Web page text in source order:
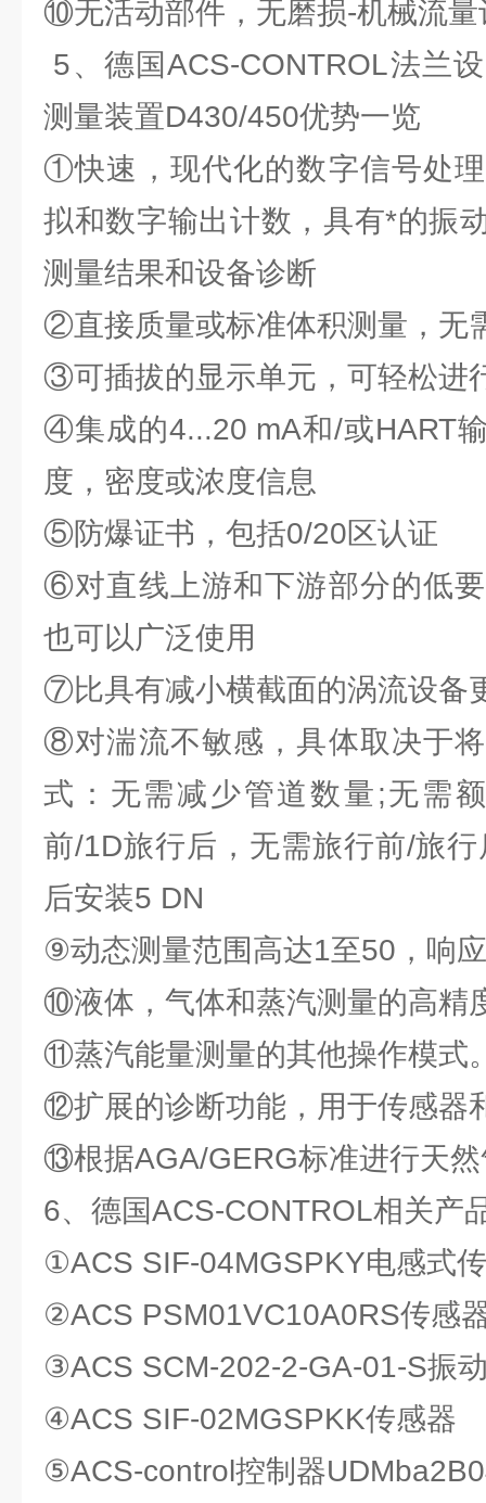
⑩无活动部件，无磨损-机械流量
5、德国ACS-CONTROL法兰
测量装置D430/450优势一览
①快速，现代化的数字信号处
拟和数字输出计数，具有*的振
测量结果和设备诊断
②直接质量或标准体积测量，无
③可插拔的显示单元，可轻松进
④集成的4...20 mA和/或HART
度，密度或浓度信息
⑤防爆证书，包括0/20区认证
⑥对直线上游和下游部分的低
也可以广泛使用
⑦比具有减小横截面的涡流设备
⑧对湍流不敏感，具体取决于
式：无需减少管道数量;无需
前/1D旅行后，无需旅行前/旅
后安装5 DN
⑨动态测量范围高达1至50，响
⑩液体，气体和蒸汽测量的高精
⑪蒸汽能量测量的其他操作模式
⑫扩展的诊断功能，用于传感器
⑬根据AGA/GERG标准进行天
6、德国ACS-CONTROL相关产
①ACS SIF-04MGSPKY电感式
②ACS PSM01VC10A0RS传感
③ACS SCM-202-2-GA-01-S振
④ACS SIF-02MGSPKK传感器
⑤ACS-control控制器